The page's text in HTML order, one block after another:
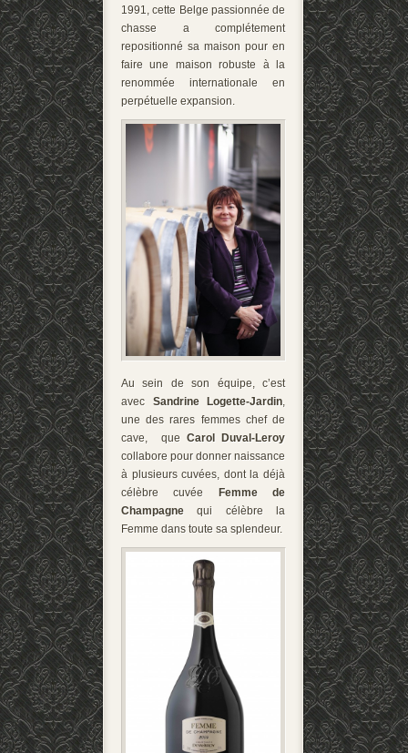
1991, cette Belge passionnée de
chasse a complétement
repositionné sa maison pour en
faire une maison robuste à la
renommée internationale en
perpétuelle expansion.
Au sein de son équipe, c’est
avec Sandrine Logette-Jardin,
une des rares femmes chef de
cave, que Carol Duval-Leroy
collabore pour donner naissance
à plusieurs cuvées, dont la déjà
célèbre cuvée Femme de
Champagne qui célèbre la
Femme dans toute sa splendeur.